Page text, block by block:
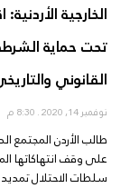
الخارجية
تحت حماية
القانوني
نوفمبر 14, 2020
طالب الأردن المجتمع
على وقف انتهاكاتها
سلطات الاحتلال تمديد